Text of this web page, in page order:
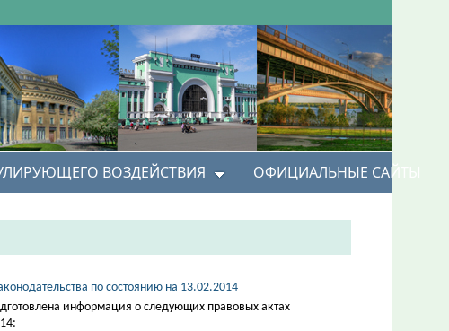
ВОЗДЕЙСТВИЯ ОФИЦИАЛЬНЫЕ САЙТЫ
по состоянию на 13.02.2014
информация о следующих правовых актах